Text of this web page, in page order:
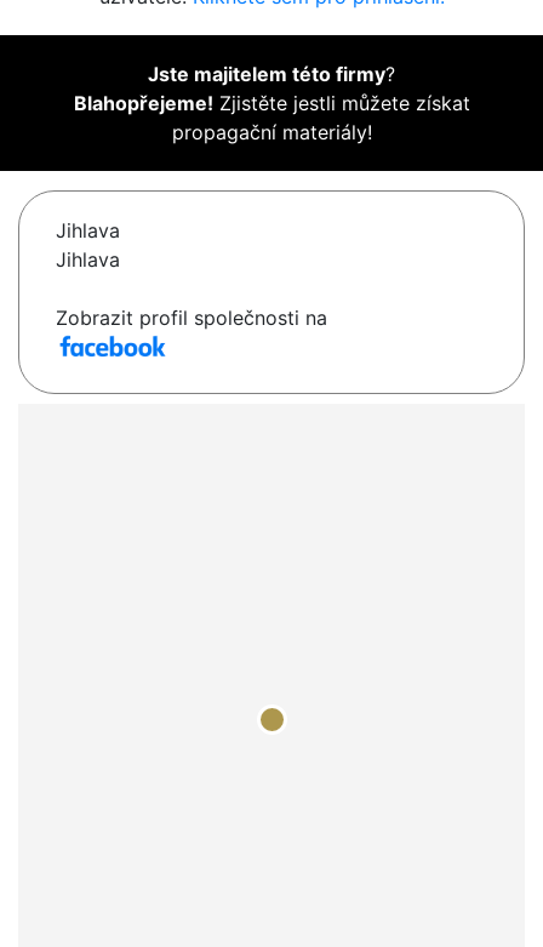
Jste majitelem této firmy?
Blahopřejeme! Zjistěte jestli můžete získat
propagační materiály!
Jihlava
Jihlava
Zobrazit profil společnosti na